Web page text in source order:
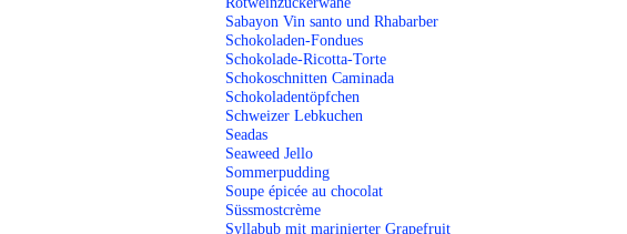
Sabayon Vin santo und Rhabarber
Schokoladen-Fondues
Schokolade-Ricotta-Torte
Schokoschnitten Caminada
Schokoladentöpfchen
Schweizer Lebkuchen
Seadas
Seaweed Jello
Sommerpudding
Soupe épicée au chocolat
Süssmostcrème
Syllabub mit marinierter Grapefruit